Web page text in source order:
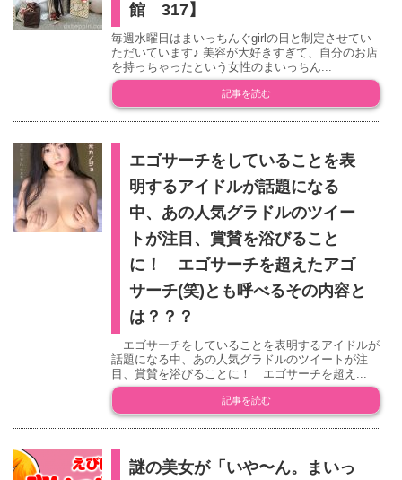
館 317】
毎週水曜日はまいっちんぐgirlの日と制定させてい
ただいています♪ 美容が大好きすぎて、自分のお店
を持っちゃったという女性のまいっちん...
記事を読む
エゴサーチをしていることを表
明するアイドルが話題になる
中、あの人気グラドルのツイー
トが注目、賞賛を浴びること
に！ エゴサーチを超えたアゴ
サーチ(笑)とも呼べるその内容と
は？？？
エゴサーチをしていることを表明するアイドルが
話題になる中、あの人気グラドルのツイートが注
目、賞賛を浴びることに！ エゴサーチを超え...
記事を読む
謎の美女が「いや〜ん。まいっ